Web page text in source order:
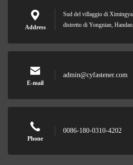
Address
Sud del villaggio di
distretto di Yongnian,
E-mail
admin@cyfastener.com
Phone
0086-180-0310-4202